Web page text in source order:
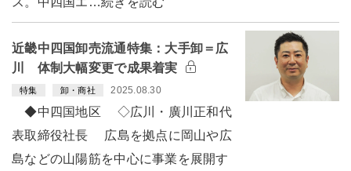
近畿中四国卸売流通特集：大手卸＝広
川 体制大幅変更で成果着実
特集 卸・商社 2025.08.30
◆中四国地区 ◇広川・廣川正和代
表取締役社長 広島を拠点に岡山や広
島などの山陽筋を中心に事業を展開す